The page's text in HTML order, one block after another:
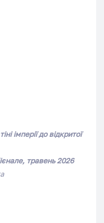
імперії до відкритої
травень 2026